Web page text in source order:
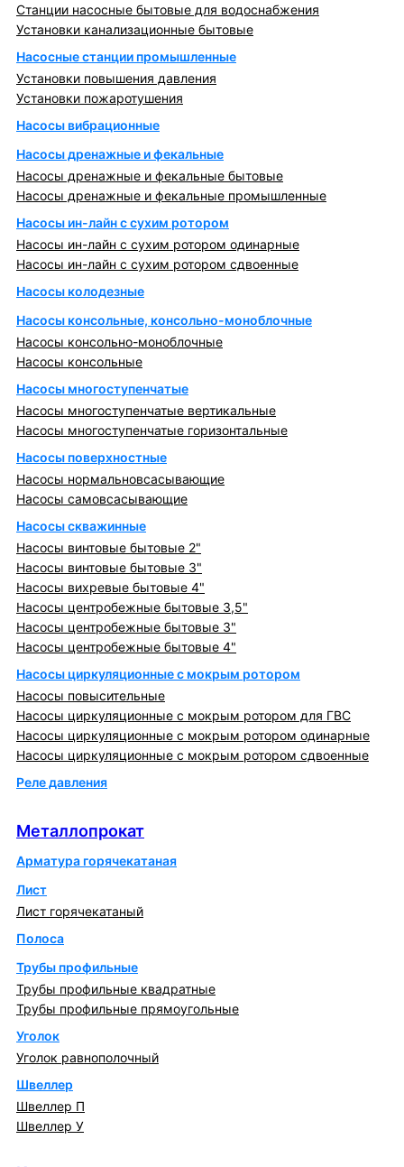
Станции насосные бытовые для водоснабжения
Установки канализационные бытовые
Насосные станции промышленные
Установки повышения давления
Установки пожаротушения
Насосы вибрационные
Насосы дренажные и фекальные
Насосы дренажные и фекальные бытовые
Насосы дренажные и фекальные промышленные
Насосы ин-лайн с сухим ротором
Насосы ин-лайн с сухим ротором одинарные
Насосы ин-лайн с сухим ротором сдвоенные
Насосы колодезные
Насосы консольные, консольно-моноблочные
Насосы консольно-моноблочные
Насосы консольные
Насосы многоступенчатые
Насосы многоступенчатые вертикальные
Насосы многоступенчатые горизонтальные
Насосы поверхностные
Насосы нормальновсасывающие
Насосы самовсасывающие
Насосы скважинные
Насосы винтовые бытовые 2"
Насосы винтовые бытовые 3"
Насосы вихревые бытовые 4"
Насосы центробежные бытовые 3,5"
Насосы центробежные бытовые 3"
Насосы центробежные бытовые 4"
Насосы циркуляционные с мокрым ротором
Насосы повысительные
Насосы циркуляционные с мокрым ротором для ГВС
Насосы циркуляционные с мокрым ротором одинарные
Насосы циркуляционные с мокрым ротором сдвоенные
Реле давления
Металлопрокат
Арматура горячекатаная
Лист
Лист горячекатаный
Полоса
Трубы профильные
Трубы профильные квадратные
Трубы профильные прямоугольные
Уголок
Уголок равнополочный
Швеллер
Швеллер П
Швеллер У